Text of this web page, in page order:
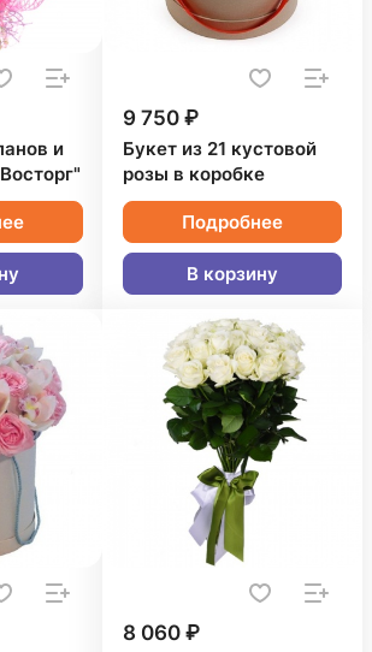
и
9 750 ₽
Букет из 21 кустовой
розы в коробке
Подробнее
В корзину
8 060 ₽